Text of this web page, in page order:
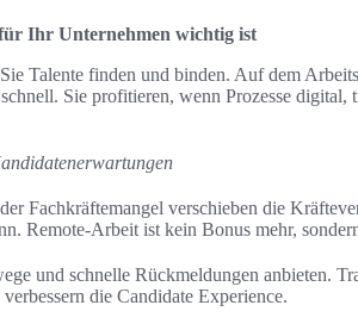
Ihr Unternehmen wichtig ist
Talente finden und binden. Auf dem
Sie profitieren, wenn Prozesse digital,
Fachkräftemangel verschieben die
Remote-Arbeit ist kein Bonus mehr,
und schnelle Rückmeldungen anbieten.
die Candidate Experience.